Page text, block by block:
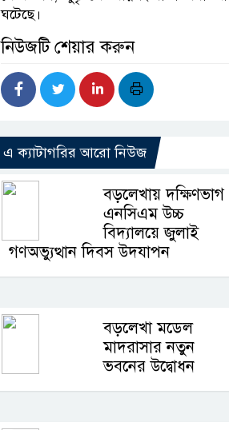
ঘটেছে।
নিউজটি শেয়ার করুন
এ ক্যাটাগরির আরো নিউজ
বড়লেখায় দক্ষিণভাগ
এনসিএম উচ্চ
বিদ্যালয়ে জুলাই
গণঅভ্যুত্থান দিবস উদযাপন
বড়লেখা মডেল
মাদরাসার নতুন
ভবনের উদ্বোধন